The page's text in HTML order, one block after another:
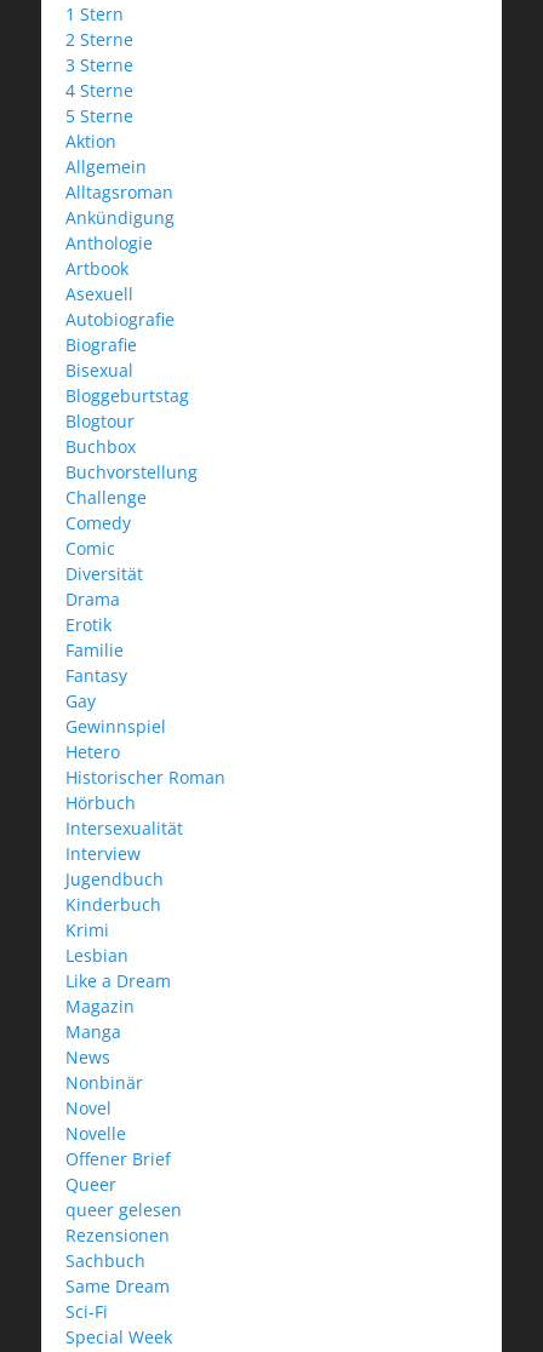
1 Stern
2 Sterne
3 Sterne
4 Sterne
5 Sterne
Aktion
Allgemein
Alltagsroman
Ankündigung
Anthologie
Artbook
Asexuell
Autobiografie
Biografie
Bisexual
Bloggeburtstag
Blogtour
Buchbox
Buchvorstellung
Challenge
Comedy
Comic
Diversität
Drama
Erotik
Familie
Fantasy
Gay
Gewinnspiel
Hetero
Historischer Roman
Hörbuch
Intersexualität
Interview
Jugendbuch
Kinderbuch
Krimi
Lesbian
Like a Dream
Magazin
Manga
News
Nonbinär
Novel
Novelle
Offener Brief
Queer
queer gelesen
Rezensionen
Sachbuch
Same Dream
Sci-Fi
Special Week